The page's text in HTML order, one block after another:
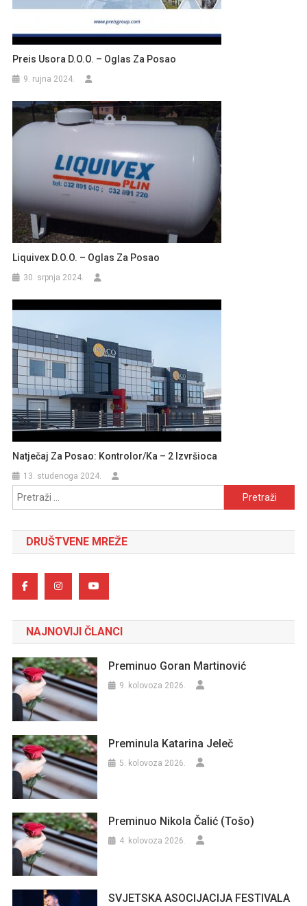
Preis Usora D.o.o. – Oglas Za Posao
9. rujna 2024.
Liquivex D.o.o. – Oglas Za Posao
30. srpnja 2024.
Natječaj Za Posao: Kontrolor/ka – 2 Izvršioca
13. studenoga 2024.
Pretraži:
DRUŠTVENE MREŽE
NAJNOVIJI ČLANCI
Preminuo Goran Martinović
9. kolovoza 2026.
Preminula Katarina Jeleč
5. kolovoza 2026.
Preminuo Nikola Čalić (Tošo)
4. kolovoza 2026.
SVJETSKA ASOCIJACIJA FESTIVALA